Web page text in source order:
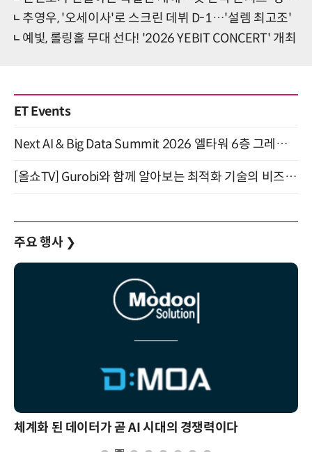
추영우, '오세이사'로 스크린 데뷔 D-1…'설렘 최고조'
예빛, 롤링홀 무대 선다! '2026 YEBIT CONCERT' 개최
ET Events
Next AI & Big Data Summit 2026 엘타워 6층 그레이스홀 개최 (9/18)
[올쇼TV] Gurobi와 함께 알아보는 최적화 기술의 비즈니스 활용 (8월 20일 생방송)
주요 행사 ❯
체계화 된 데이터가 곧 AI 시대의 경쟁력이다